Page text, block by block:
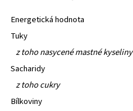
Energetická hodnota
Tuky
z toho nasycené mastné kyseliny
Sacharidy
z toho cukry
Bílkoviny